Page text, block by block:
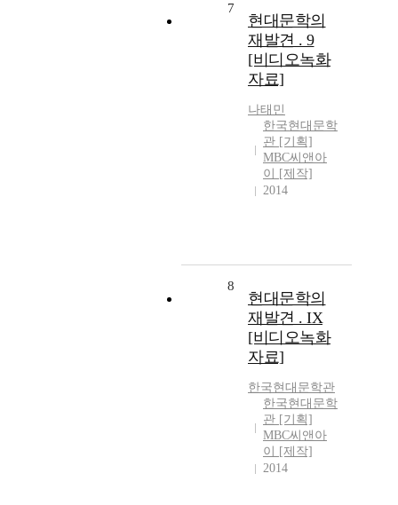
7
현대문학의
재발견 . 9
[비디오녹화
자료]
나태민
한국현대문학
관 [기획]
MBC씨앤아
이 [제작]
2014
8
현대문학의
재발견 . IX
[비디오녹화
자료]
한국현대문학관
한국현대문학
관 [기획]
MBC씨앤아
이 [제작]
2014